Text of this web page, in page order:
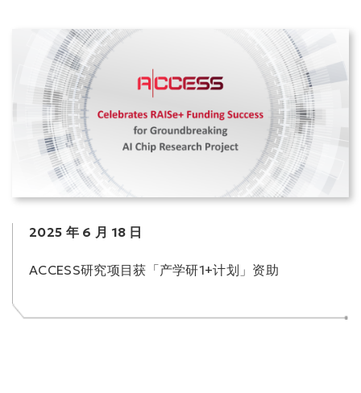
2025 年 6 月 18 日
ACCESS研究项目获「产学研1+计划」资助